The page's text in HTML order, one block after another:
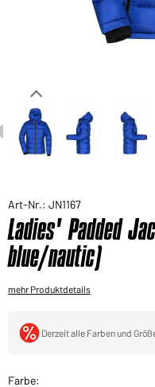
Sie möchten gerne
Art-Nr.: JN1167
Ladies' Padded
blue/nautic)
mehr Produktdetails
Derzeit alle Farben und